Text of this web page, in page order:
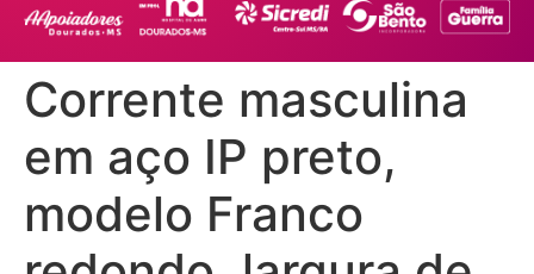
Corrente masculina
em aço IP preto,
modelo Franco